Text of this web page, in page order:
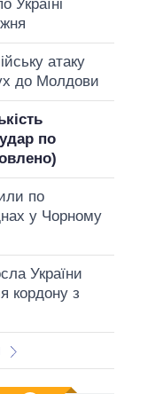
Україні
атаку
до Молдови
по
по
у Чорному
України
кордону з